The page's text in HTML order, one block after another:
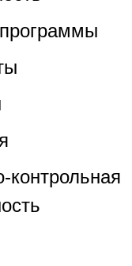
контрольная